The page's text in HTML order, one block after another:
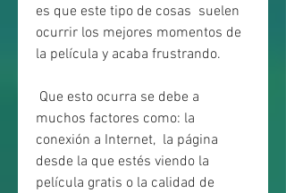
es que este tipo de cosas  suelen
ocurrir los mejores momentos de
la película y acaba frustrando.
muchos factores como: la
conexión a Internet,  la página
desde la que estés viendo la
película gratis o la calidad de